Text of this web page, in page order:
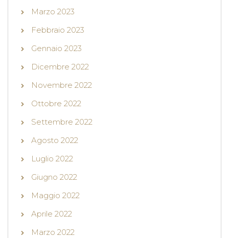
Marzo 2023
Febbraio 2023
Gennaio 2023
Dicembre 2022
Novembre 2022
Ottobre 2022
Settembre 2022
Agosto 2022
Luglio 2022
Giugno 2022
Maggio 2022
Aprile 2022
Marzo 2022